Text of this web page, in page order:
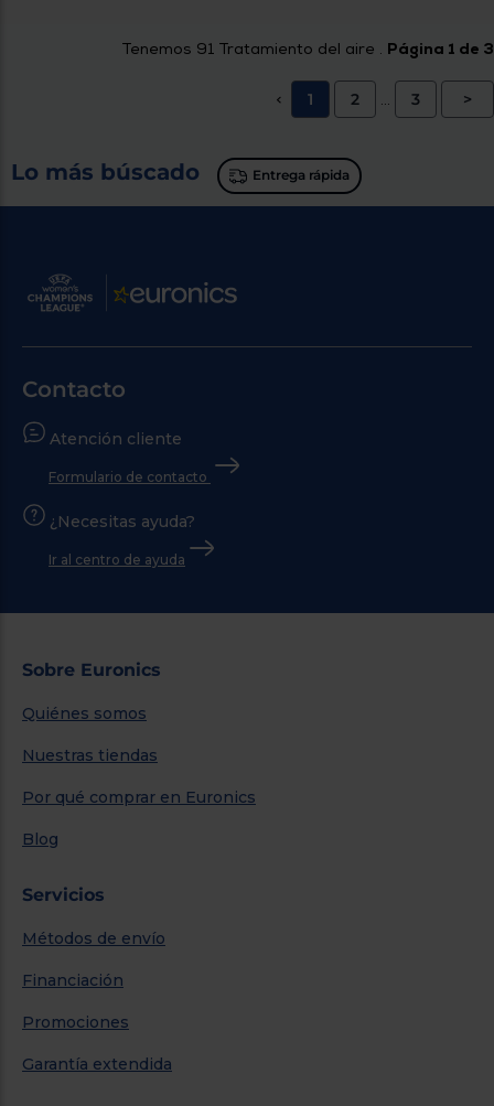
Tenemos 91 Tratamiento del aire . Página 1 de 3
< 1 2 ... 3 >
Lo más búscado Entrega rápida
Contacto
Atención cliente
Formulario de contacto
¿Necesitas ayuda?
Ir al centro de ayuda
Sobre Euronics
Quiénes somos
Nuestras tiendas
Por qué comprar en Euronics
Blog
Servicios
Métodos de envío
Financiación
Promociones
Garantía extendida